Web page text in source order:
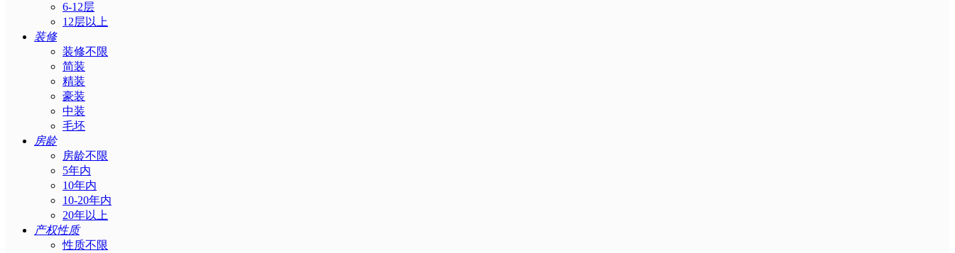
6-12层
12层以上
装修
装修不限
简装
精装
豪装
中装
毛坯
房龄
房龄不限
5年内
10年内
10-20年内
20年以上
产权性质
性质不限